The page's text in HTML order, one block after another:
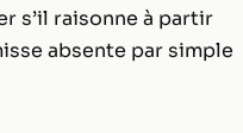
s’il raisonne à partir
absente par simple